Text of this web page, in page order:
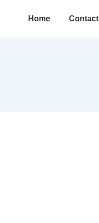
Hoofd
Home Contact